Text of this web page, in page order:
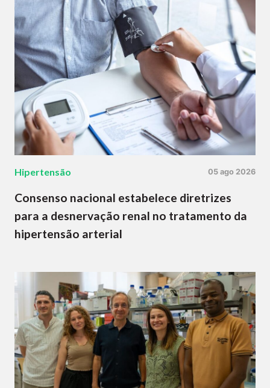
Hipertensão 05 ago 2026
Consenso nacional estabelece diretrizes
para a desnervação renal no tratamento da
hipertensão arterial